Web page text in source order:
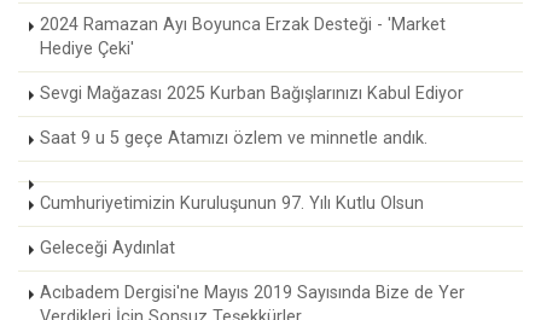
2024 Ramazan Ayı Boyunca Erzak Desteği - 'Market
Hediye Çeki'
Sevgi Mağazası 2025 Kurban Bağışlarınızı Kabul Ediyor
Saat 9 u 5 geçe Atamızı özlem ve minnetle andık.
Cumhuriyetimizin Kuruluşunun 97. Yılı Kutlu Olsun
Geleceği Aydınlat
Acıbadem Dergisi'ne Mayıs 2019 Sayısında Bize de Yer